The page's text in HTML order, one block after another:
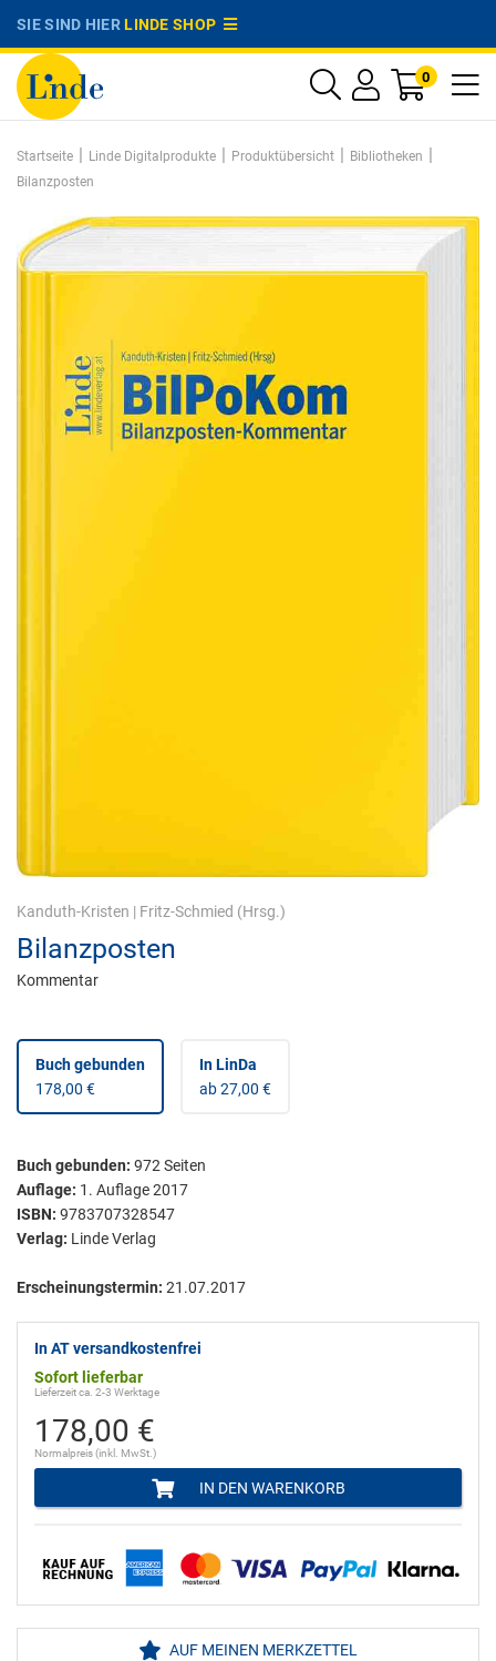
SIE SIND HIERLINDE SHOP
0
Startseite | Linde Digitalprodukte | Produktübersicht | Bibliotheken |
Bilanzposten
Kanduth-Kristen | Fritz-Schmied (Hrsg.)
Bilanzposten
Kommentar
Buch gebunden
178,00 €
In LinDa
ab 27,00 €
Buch gebunden: 972Seiten
Auflage: 1. Auflage 2017
ISBN: 9783707328547
Verlag: Linde Verlag
Erscheinungstermin: 21.07.2017
In AT versandkostenfrei
Sofort lieferbar
Lieferzeit ca. 2-3 Werktage
178,00 €
Normalpreis (inkl. MwSt.)
IN DEN WARENKORB
AUF MEINEN MERKZETTEL